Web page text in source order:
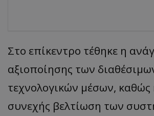
Στο επίκεντρο τέθηκε η
αξιοποίησης των
τεχνολογικών μέσων, καθώς
συνεχής βελτίωση των